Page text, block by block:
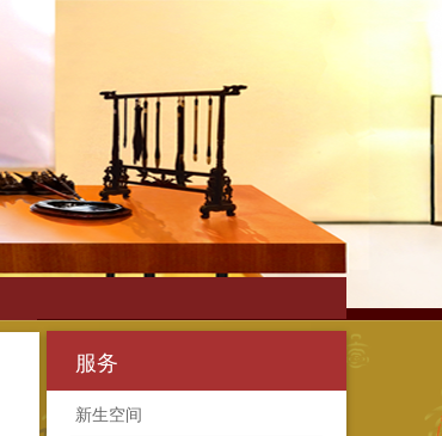
服务
新生空间